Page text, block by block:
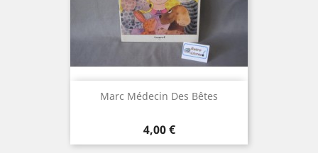
Marc Médecin Des Bêtes
Prix
4,00 €